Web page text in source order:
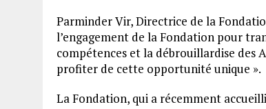
Parminder Vir, Directrice de la
l’engagement de la Fondation pour
compétences et la débrouillardise des
profiter de cette opportunité unique ».
La Fondation, qui a récemment